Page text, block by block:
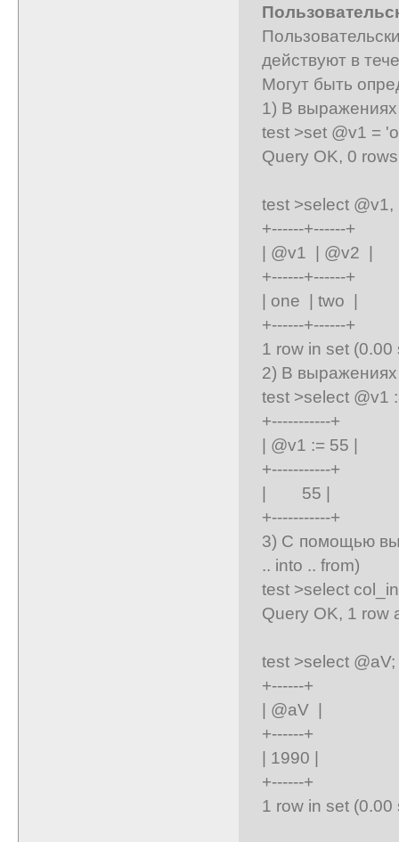
действуют в
Могут быть
1) В
test >set @v1 =
Query OK, 0
test >select @v1,
+------+------+
| @v1 | @v2 |
+------+------+
| one | two |
+------+------+
1 row in set (0.00
2) В
test >select @v1
+-----------+
| @v1 := 55 |
+-----------+
| 55 |
+-----------+
3) С помощью
.. into .. from)
test >select
Query OK, 1 row
test >select @aV;
+------+
| @aV |
+------+
| 1990 |
+------+
1 row in set (0.00